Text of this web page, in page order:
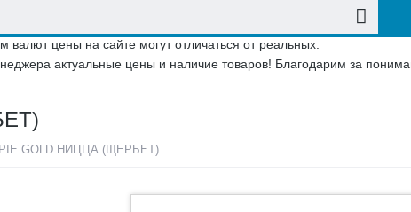
цены на сайте могут отличаться от реальных.
актуальные цены и наличие товаров! Благодарим за
PIE GOLD НИЦЦА (ЩЕРБЕТ)